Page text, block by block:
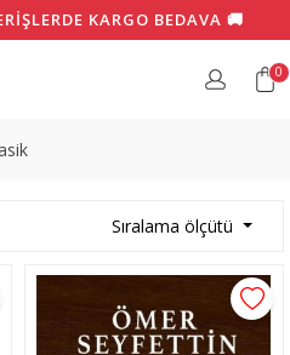
KARGO BEDAVA 🚚
0
Sıralama ölçütü